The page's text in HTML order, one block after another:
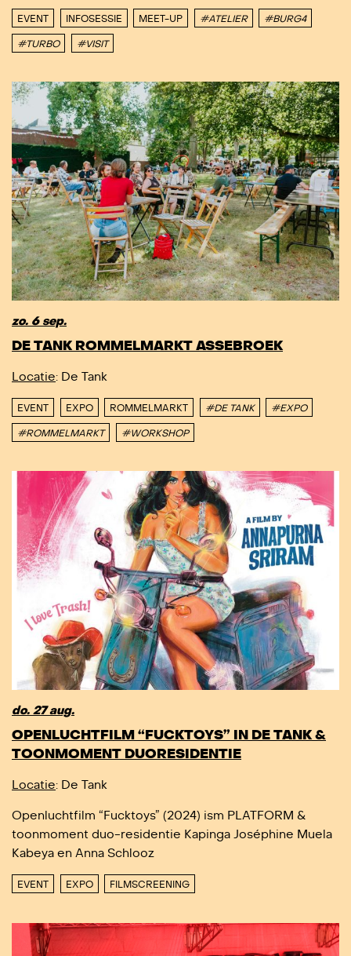
EVENT INFOSESSIE MEET-UP #ATELIER #BURG4
#TURBO #VISIT
zo. 6 sep.
DE TANK ROMMELMARKT ASSEBROEK
Locatie: De Tank
EVENT EXPO ROMMELMARKT #DE TANK #EXPO
#ROMMELMARKT #WORKSHOP
do. 27 aug.
OPENLUCHTFILM “FUCKTOYS” IN DE TANK &
TOONMOMENT DUORESIDENTIE
Locatie: De Tank
Openluchtfilm “Fucktoys” (2024) ism PLATFORM &
toonmoment duo-residentie Kapinga Joséphine Muela
Kabeya en Anna Schlooz
EVENT EXPO FILMSCREENING